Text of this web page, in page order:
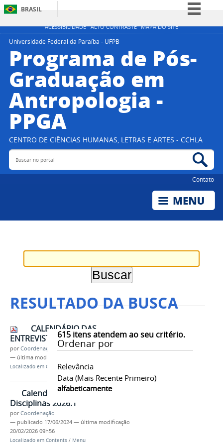
ACESSIBILIDADE ALTO CONTRASTE MAPA DO SITE
BRASIL
Simplifique!
Participe
Legislação
Canais
Universidade Federal da Paraíba - UFPB
Programa de Pós-
Graduação em
Antropologia -
PPGA
CENTRO DE CIÊNCIAS HUMANAS, LETRAS E ARTES - CCHLA
Buscar no portal
Contato
RESULTADO DA BUSCA
615itens atendem ao seu critério.
Ordenar por
Relevância
Data (mais Recente Primeiro)
alfabeticamente
CALENDÁRIO DAS
ENTREVISTAS / MESTRADO
porCoordenação
— última modificação
Localizado em Contents /Documentos
Calendário de matrículas e
Disciplinas 2026.1
porCoordenação
— publicado 17/06/2024 — última modificação
20/02/2026 09h56
Localizado em Contents / Menu